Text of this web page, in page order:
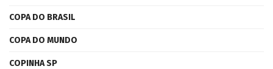
COPA DO BRASIL
COPA DO MUNDO
COPINHA SP